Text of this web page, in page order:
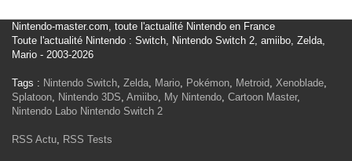
Nintendo-master.com, toute l'actualité Nintendo en France
Toute l'actualité Nintendo : Switch, Nintendo Switch 2, amiibo, Zelda,
Mario - 2003-2026
Tags : Nintendo Switch, Zelda, Mario, Pokémon, Metroid, Xenoblade,
Splatoon, Nintendo 3DS, Amiibo, My Nintendo, Cartoon Master,
Nintendo Labo Nintendo Switch 2
RSS Actu, RSS Tests